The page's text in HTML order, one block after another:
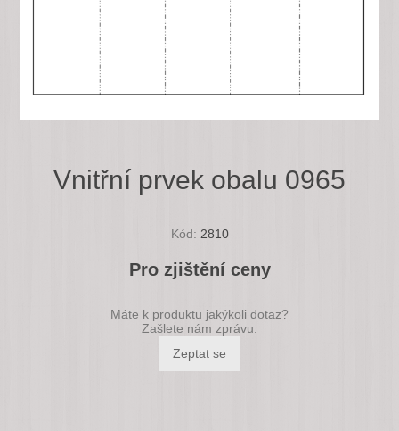
Vnitřní prvek obalu 0965
Kód: 2810
Pro zjištění ceny
Máte k produktu jakýkoli dotaz?
Zašlete nám zprávu.